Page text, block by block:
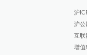
沪
沪
互联
增值